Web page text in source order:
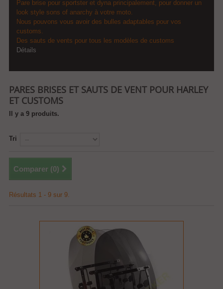
Pare brise pour sportster et dyna principalement, pour donner un
look style sons of anarchy à votre moto.
Nous pouvons vous avoir des bulles adaptables pour vos
customs.
Des sauts de vents pour tous les modèles de customs
Détails
PARES BRISES ET SAUTS DE VENT POUR HARLEY
ET CUSTOMS
Il y a 9 produits.
Tri
Comparer (0)
Résultats 1 - 9 sur 9.